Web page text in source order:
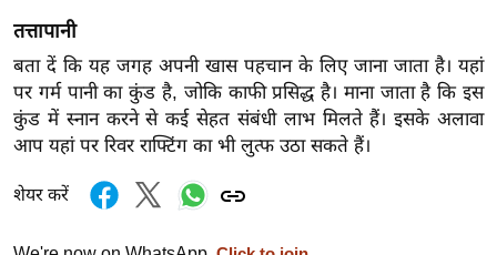
रं
ज
न
ज
ग
ली
तत्तापानी
बता दें कि यह जगह अपनी खास पहचान के लिए जाना जाता है। यहां
पर गर्म पानी का कुंड है, जोकि काफी प्रसिद्ध है। माना जाता है कि इस
कुंड में स्नान करने से कई सेहत संबंधी लाभ मिलते हैं। इसके अलावा
आप यहां पर रिवर राफ्टिंग का भी लुत्फ उठा सकते हैं।
शेयर करें